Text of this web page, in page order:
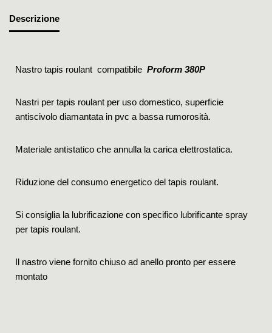
Descrizione
Nastro tapis roulant compatibile Proform 380P
Nastri per tapis roulant per uso domestico, superficie
antiscivolo diamantata in pvc a bassa rumorosità.
Materiale antistatico che annulla la carica elettrostatica.
Riduzione del consumo energetico del tapis roulant.
Si consiglia la lubrificazione con specifico lubrificante spray
per tapis roulant.
Il nastro viene fornito chiuso ad anello pronto per essere
montato